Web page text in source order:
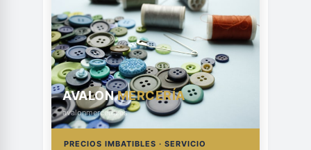
AVALONMERCERÍA
avalonmerceria.es
PRECIOS IMBATIBLES · SERVICIO